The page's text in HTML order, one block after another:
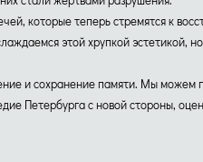
которые теперь стремятся к
этой хрупкой эстетикой,
и сохранение памяти. Мы
Петербурга с новой стороны,